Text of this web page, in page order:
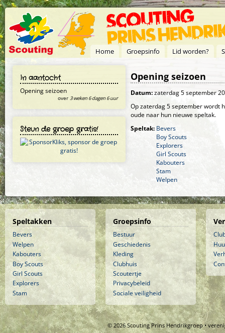
Overslaan en naar de inhoud gaan
Home Groepsinfo Lid worden?
In aantocht
Opening seizoen
over 3 weken 6 dagen 6 uur
Steun de groep gratis!
Opening seizoen
Datum:zaterdag 5 september
Op zaterdag 5 september wordt
oude naar hun nieuwe speltak.
Speltak: Bevers
Boy Scouts
Explorers
Girl Scouts
Kabouters
Stam
Welpen
Speltakken
Bevers
Welpen
Kabouters
Boy Scouts
Girl Scouts
Explorers
Stam
Groepsinfo
Bestuur
Geschiedenis
Kleding
Clubhuis
Scoutertje
Privacybeleid
Sociale veiligheid
© 2026 Scouting Prins Hendrikgroep •